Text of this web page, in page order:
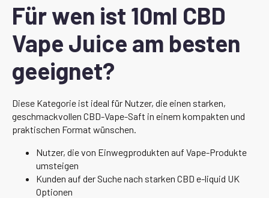
Für wen ist 10ml CBD
Vape Juice am besten
geeignet?
Diese Kategorie ist ideal für Nutzer, die einen starken,
geschmackvollen CBD-Vape-Saft in einem kompakten und
praktischen Format wünschen.
Nutzer, die von Einwegprodukten auf Vape-Produkte
umsteigen
Kunden auf der Suche nach starken CBD e-liquid UK
Optionen